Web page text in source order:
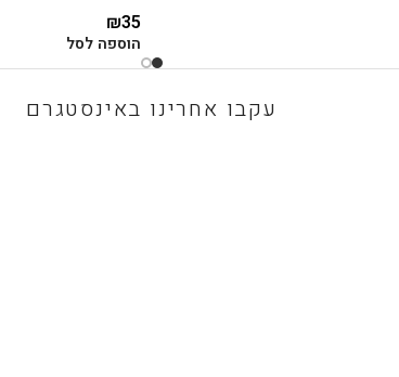
₪35
הוספה לסל
עקבו אחרינו באינסטגרם